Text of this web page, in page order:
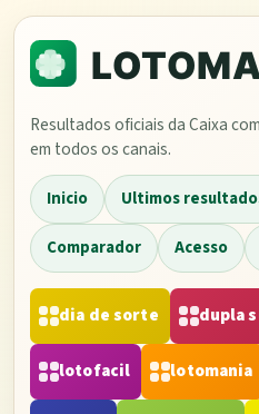
Resultados oficiais da Caixa
em todos os canais.
Inicio Ultimos
Comparador Acesso
dia de sorte dupla
lotofacil lotomania